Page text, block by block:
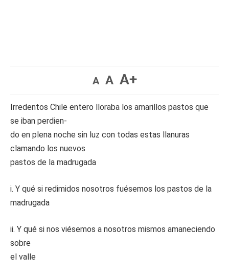
A A A+
Irredentos Chile entero lloraba los amarillos pastos que
se iban perdien-
do en plena noche sin luz con todas estas llanuras
clamando los nuevos
pastos de la madrugada
i. Y qué si redimidos nosotros fuésemos los pastos de la
madrugada
ii. Y qué si nos viésemos a nosotros mismos amaneciendo
sobre
el valle